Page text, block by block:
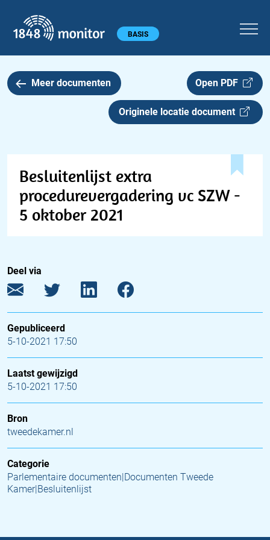
Hoofdmenu BASIS
Meer documenten Open PDF
Originele locatie document
Besluitenlijst extra
procedurevergadering vc SZW -
5 oktober 2021
Deel via
Gepubliceerd
5-10-2021 17:50
Laatst gewijzigd
5-10-2021 17:50
Bron
tweedekamer.nl
Categorie
Parlementaire documenten|Documenten Tweede
Kamer|Besluitenlijst